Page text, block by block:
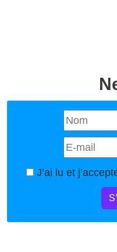
J’ai lu et